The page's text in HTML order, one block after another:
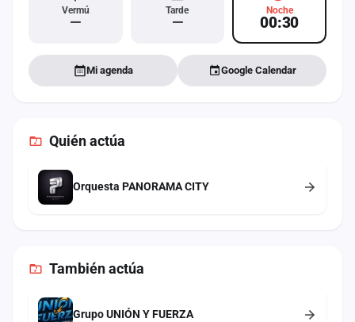
Vermú
—
Tarde
—
Noche
00:30
Mi agenda Google Calendar
Quién actúa
Orquesta PANORAMA CITY
Tambiénactúa
Grupo UNIÓN Y FUERZA